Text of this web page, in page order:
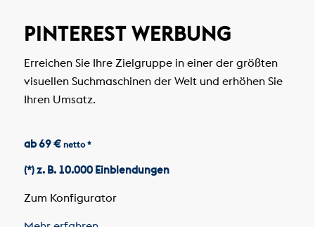
PINTEREST WERBUNG
Erreichen Sie Ihre Zielgruppe in einer der größten
visuellen Suchmaschinen der Welt und erhöhen Sie
Ihren Umsatz.
ab 69 € netto *
(*) z. B. 10.000 Einblendungen
Zum Konfigurator